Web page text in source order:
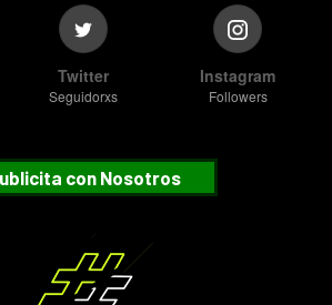
Twitter
Seguidorxs
Instagram
Followers
con Nosotros